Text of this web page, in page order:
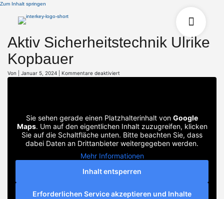
Zum Inhalt springen
Aktiv Sicherheitstechnik Ulrike
Kopbauer
Von Januar 5, 2024 Kommentare deaktiviert
Sie sehen gerade einen Platzhalterinhalt von Google
Maps. Um auf den eigentlichen Inhalt zuzugreifen, klicken
Sie auf die Schaltfläche unten. Bitte beachten Sie, dass
dabei Daten an Drittanbieter weitergegeben werden.
Mehr Informationen
Inhalt entsperren
Erforderlichen Service akzeptieren und Inhalte